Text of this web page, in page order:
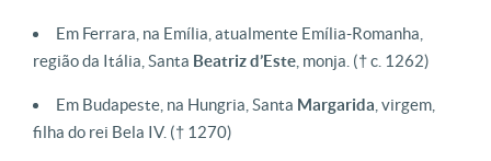
Em Ferrara, na Emília, atualmente Emília-Romanha,
região da Itália, Santa Beatriz d’Este , monja. († c. 1262)
Em Budapeste, na Hungria, Santa Margarida , virgem,
filha do rei Bela IV. († 1270)